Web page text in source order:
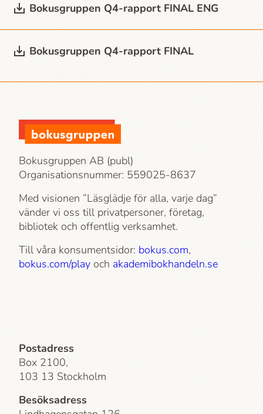
Bokusgruppen Q4-rapport FINAL ENG
Bokusgruppen Q4-rapport FINAL
Bokusgruppen AB (publ)
Organisationsnummer: 559025-8637
Med visionen ”Läsglädje för alla, varje dag”
vänder vi oss till privatpersoner, företag,
bibliotek och offentlig verksamhet.
Till våra konsumentsidor: bokus.com,
bokus.com/play och akademi­bokhandeln.se
Postadress
Box 2100,
103 13 Stockholm
Besöksadress